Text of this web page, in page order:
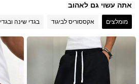
4.75 27K עוקבים
4.75
אתה עשוי גם לאהוב
מומלצים אקססוריס לביגוד בגדי שינה